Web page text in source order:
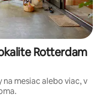
Rotterdam
mesiac alebo viac, v